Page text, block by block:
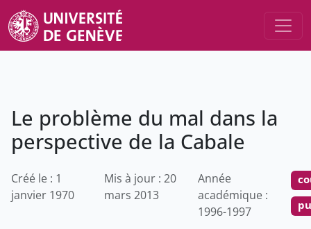
Le problème du mal dans la
perspective de la Cabale
Créé le : 1
janvier 1970
Mis à jour : 20
mars 2013
Année
académique :
1996-1997